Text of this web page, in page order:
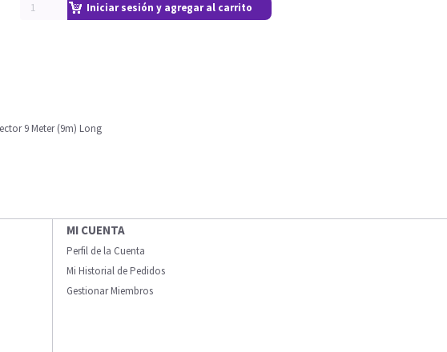
Iniciar sesión y agregar al carrito
9 Meter (9m) Long
MI CUENTA
Perfil de la Cuenta
Mi Historial de Pedidos
Gestionar Miembros